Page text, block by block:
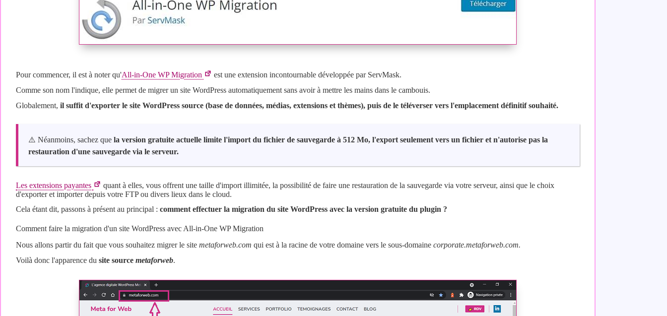
Pour commencer, il est à noter qu'All-in-One WP Migration
est une extension incontournable développée par ServMask.
Comme son nom l'indique, elle permet de migrer un site WordPress automatiquement sans avoir à mettre les mains dans le cambouis.
Globalement, il suffit d'exporter le site WordPress source (base de données, médias, extensions et thèmes), puis de le téléverser vers l'emplacement définitif souhaité.
⚠️ Néanmoins, sachez que la version gratuite actuelle limite l'import du fichier de sauvegarde à 512 Mo, l'export seulement vers un fichier et n'autorise pas la
restauration d'une sauvegarde via le serveur.
Les extensions payantes
quant à elles, vous offrent une taille d'import illimitée, la possibilité de faire une restauration de la sauvegarde via votre serveur, ainsi que le choix
d'exporter et importer depuis votre FTP ou divers lieux dans le cloud.
Cela étant dit, passons à présent au principal : comment effectuer la migration du site WordPress avec la version gratuite du plugin ?
Comment faire la migration d'un site WordPress avec All-in-One WP Migration
Nous allons partir du fait que vous souhaitez migrer le site metaforweb.com qui est à la racine de votre domaine vers le sous-domaine corporate.metaforweb.com.
Voilà donc l'apparence du site source metaforweb.